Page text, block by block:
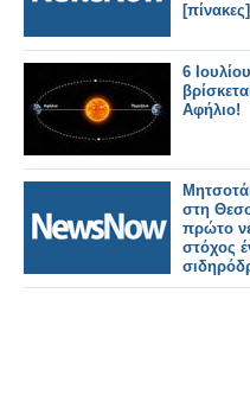
6
Αφήλιο!
στη
πρώτο
στόχος
θα